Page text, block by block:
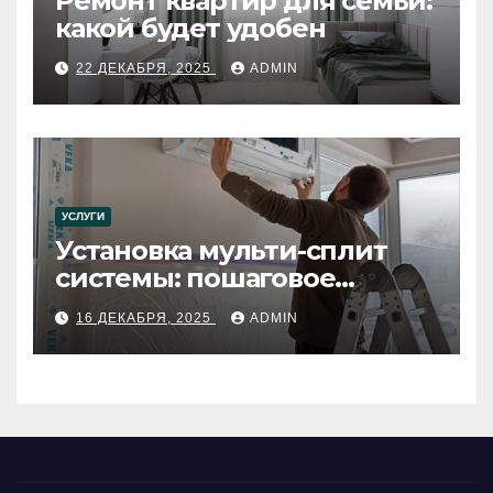
какой будет удобен
22 ДЕКАБРЯ, 2025 ADMIN
УСЛУГИ
Установка мульти-сплит
системы: пошаговое
руководство
16 ДЕКАБРЯ, 2025 ADMIN